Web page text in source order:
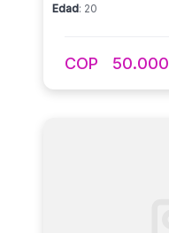
Edad: 20
COP 50.000